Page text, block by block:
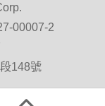
栗
00007-2
148號